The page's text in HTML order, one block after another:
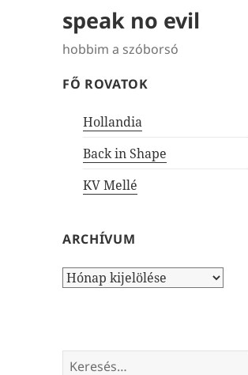
speak no evil
hobbim a szóborsó
FŐ ROVATOK
Hollandia
Back in Shape
KV Mellé
ARCHÍVUM
Archívum
Keresés: